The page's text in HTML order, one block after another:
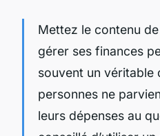
Mettez le contenu
gérer ses finances
souvent un véritable
personnes ne
leurs dépenses au